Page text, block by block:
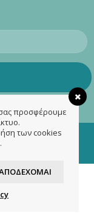
προσφέρουμε
των cookies